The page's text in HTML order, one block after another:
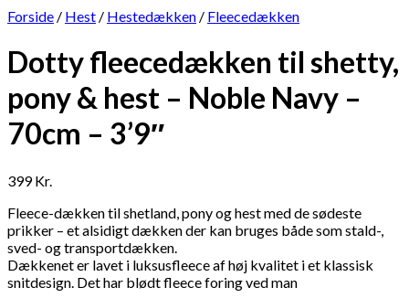
Forside / Hest / Hestedækken / Fleecedækken
Dotty fleecedækken til shetty,
pony & hest – Noble Navy –
70cm – 3’9″
399Kr.
Fleece-dækken til shetland, pony og hest med de sødeste
prikker – et alsidigt dækken der kan bruges både som stald-,
sved- og transportdækken.
Dækkenet er lavet i luksusfleece af høj kvalitet i et klassisk
snitdesign. Det har blødt fleece foring ved man